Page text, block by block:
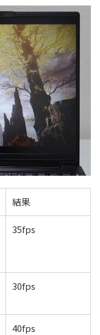
結果
35fps
30fps
40fps